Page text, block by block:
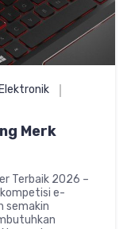
Elektronik
Merk
Terbaik 2026 –
e-
semakin